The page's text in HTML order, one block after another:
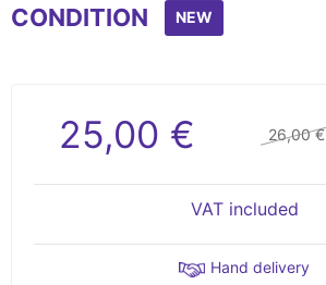
CONDITION NEW
25,00 € 26,00 €
VAT included
Hand delivery